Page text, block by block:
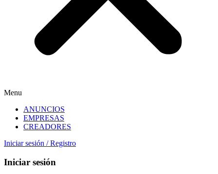
Menu
ANUNCIOS
EMPRESAS
CREADORES
Iniciar sesión / Registro
Iniciar sesión